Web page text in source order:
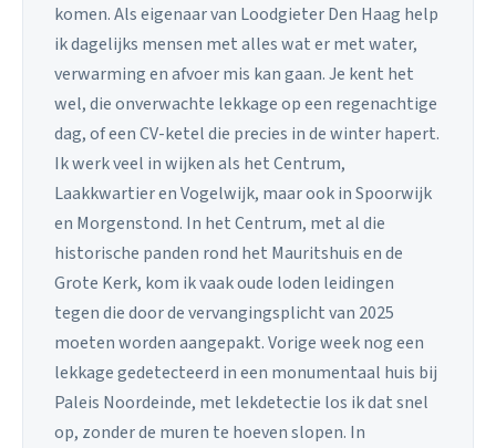
komen. Als eigenaar van Loodgieter Den Haag help
ik dagelijks mensen met alles wat er met water,
verwarming en afvoer mis kan gaan. Je kent het
wel, die onverwachte lekkage op een regenachtige
dag, of een CV-ketel die precies in de winter hapert.
Ik werk veel in wijken als het Centrum,
Laakkwartier en Vogelwijk, maar ook in Spoorwijk
en Morgenstond. In het Centrum, met al die
historische panden rond het Mauritshuis en de
Grote Kerk, kom ik vaak oude loden leidingen
tegen die door de vervangingsplicht van 2025
moeten worden aangepakt. Vorige week nog een
lekkage gedetecteerd in een monumentaal huis bij
Paleis Noordeinde, met lekdetectie los ik dat snel
op, zonder de muren te hoeven slopen. In